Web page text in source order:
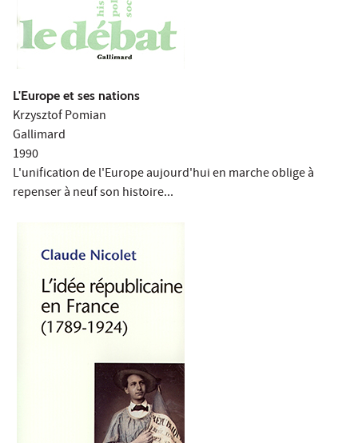
L'Europe et ses nations
Krzysztof Pomian
Gallimard
1990
L'unification de l'Europe aujourd'hui en marche oblige à
repenser à neuf son histoire...